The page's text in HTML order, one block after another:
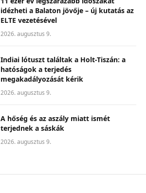
idézheti a Balaton jövője – új kutatás az
ELTE vezetésével
2026. augusztus 9.
Indiai lótuszt találtak a Holt-Tiszán: a
hatóságok a terjedés
megakadályozását kérik
2026. augusztus 9.
A hőség és az aszály miatt ismét
terjednek a sáskák
2026. augusztus 9.